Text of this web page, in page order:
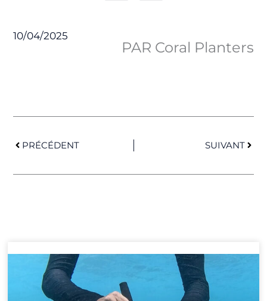
10/04/2025
PAR Coral Planters
PRÉCÉDENT SUIVANT